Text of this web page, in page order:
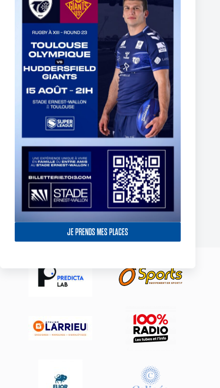
JE PRENDS MES PLACES
York Knights – Toulouse Olympique – Dans la douleur le TO
décroche son premier succès de 2025